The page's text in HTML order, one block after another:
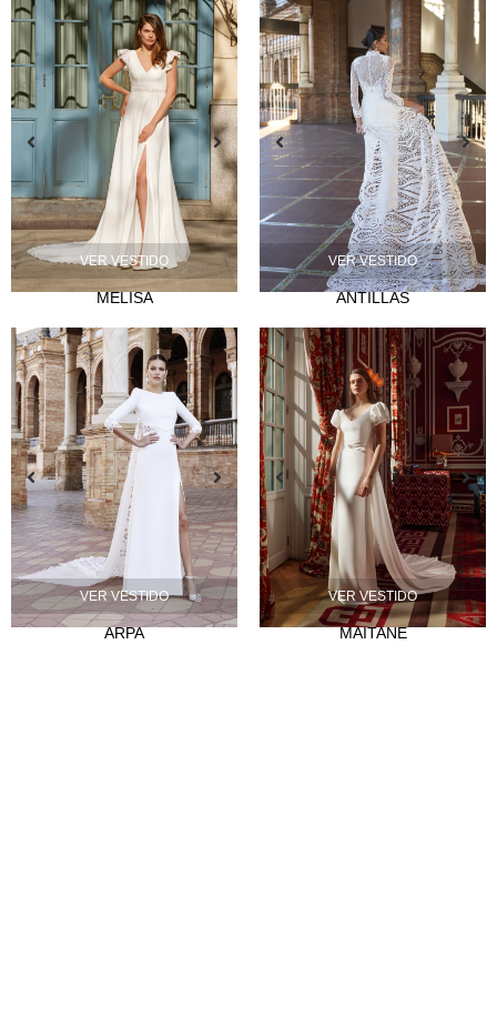
VER VESTIDO
MELISA
VER VESTIDO
ANTILLAS
VER VESTIDO
ARPA
VER VESTIDO
MAITANE
NOVIA
Lazos
Musas
Mademoiselle
Silvia Fernández
Camelia
Mónica Cruz X Silvia Fernández
NOSOTROS
Eventos
Noticias
Nuestra historia
Atelier
Empleo